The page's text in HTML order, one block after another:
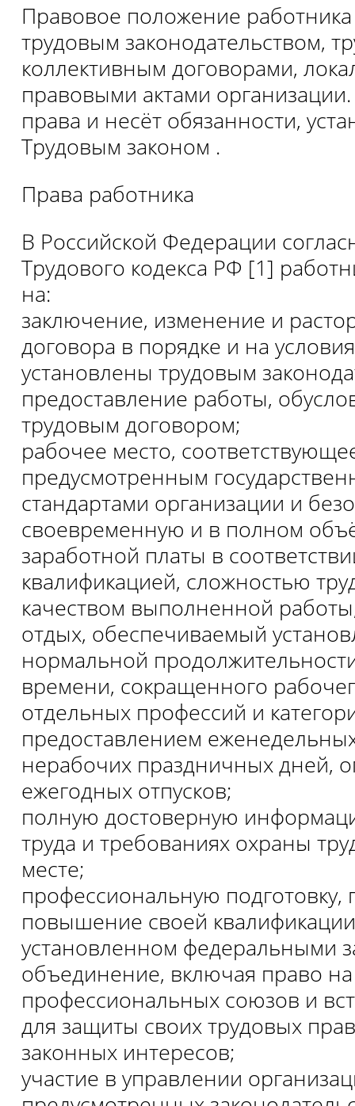
Правовое положение
трудовым законодательством,
коллективным договорами,
правовыми актами
права и несёт обязанности,
Трудовым законом .
Права работника
В Российской Федерации
Трудового кодекса РФ [1]
на:
заключение, изменение и
договора в порядке и на
установлены трудовым
предоставление работы,
трудовым договором;
рабочее место,
предусмотренным
стандартами организации и
своевременную и в полном
заработной платы в
квалификацией, сложностью
качеством выполненной
отдых, обеспечиваемый
нормальной
времени, сокращенного
отдельных профессий и
предоставлением
нерабочих праздничных дней,
ежегодных отпусков;
полную достоверную
труда и требованиях охраны
месте;
профессиональную подготовку,
повышение своей
установленном федеральными
объединение, включая право
профессиональных союзов и
для защиты своих трудовых
законных интересов;
участие в управлении